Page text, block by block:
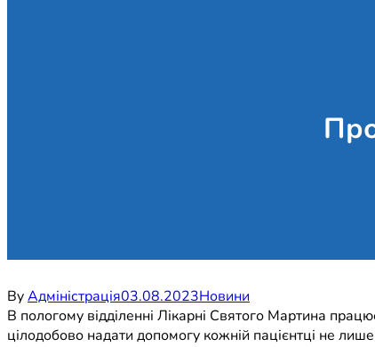
ByАдміністрація03.08.2023Новини
В пологому відділенні Лікарні Святого Мартина
цілодобово надати допомогу кожній пацієнтці не